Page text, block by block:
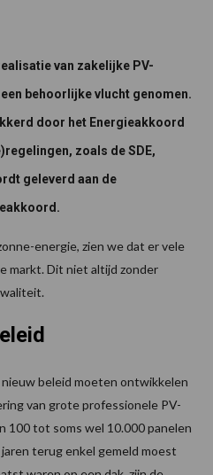
van zakelijke PV-
behoorlijke vlucht genomen.
door het Energieakkoord
zoals de SDE,
geleverd aan de
energie, zien we dat er vele
markt. Dit niet altijd zonder
beleid moeten ontwikkelen
van grote professionele PV-
100 tot soms wel 10.000 panelen
terug enkel gemeld moest